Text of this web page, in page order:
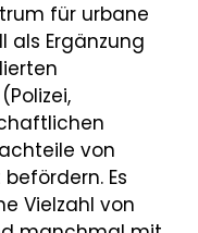
für urbane
als Ergänzung
von
Es
Vielzahl von